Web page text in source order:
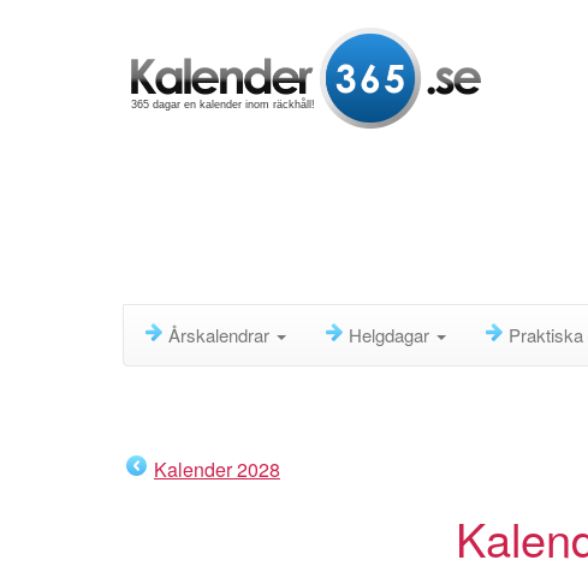
365 dagar en kalender inom räckhåll!
Årskalendrar Helgdagar Praktiska
Kalender 2028